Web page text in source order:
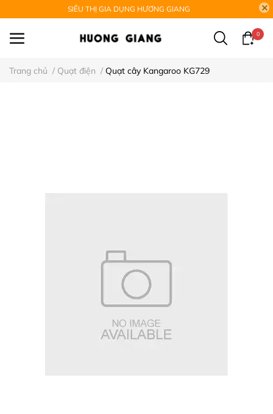
SIÊU THỊ GIA DỤNG HƯƠNG GIANG
0
Trang chủ / Quạt điện / Quạt cây Kangaroo KG729